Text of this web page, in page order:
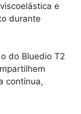
e
durante
do Bluedio T2
contínua,